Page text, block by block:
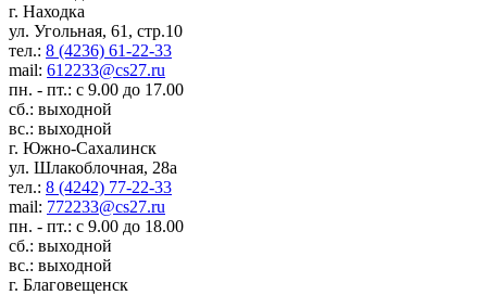
г. Находка
ул. Угольная, 61, стр.10
тел.: 8 (4236) 61-22-33
mail: 612233@cs27.ru
пн. - пт.: с 9.00 до 17.00
сб.: выходной
вс.: выходной
г. Южно-Сахалинск
ул. Шлакоблочная, 28а
тел.: 8 (4242) 77-22-33
mail: 772233@cs27.ru
пн. - пт.: с 9.00 до 18.00
сб.: выходной
вс.: выходной
г. Благовещенск